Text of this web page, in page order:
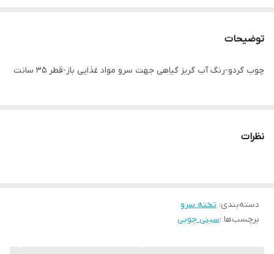
توضیحات
چوب گردو-رنگ آب گریز گیاهی جهت سرو مواد غذایی باز-قطر 35 سانت
نظرات
دسته‌بندی: تخته سرو
برچسب‌ها :سینی چوبی